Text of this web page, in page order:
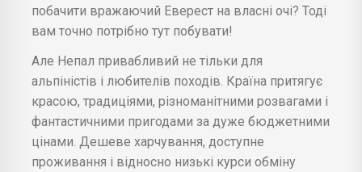
побачити вражаючий Еверест на власні очі? Тоді
вам точно потрібно тут побувати!
Але Непал привабливий не тільки для
альпіністів і любителів походів. Країна притягує
красою, традиціями, різноманітними розвагами і
фантастичними пригодами за дуже бюджетними
цінами. Дешеве харчування, доступне
проживання і відносно низькі курси обміну